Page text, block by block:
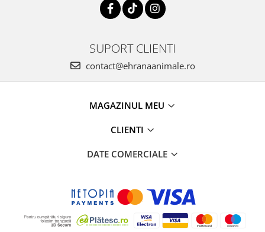
SUPORT CLIENTI
contact@ehranaanimale.ro
MAGAZINUL MEU
CLIENTI
DATE COMERCIALE